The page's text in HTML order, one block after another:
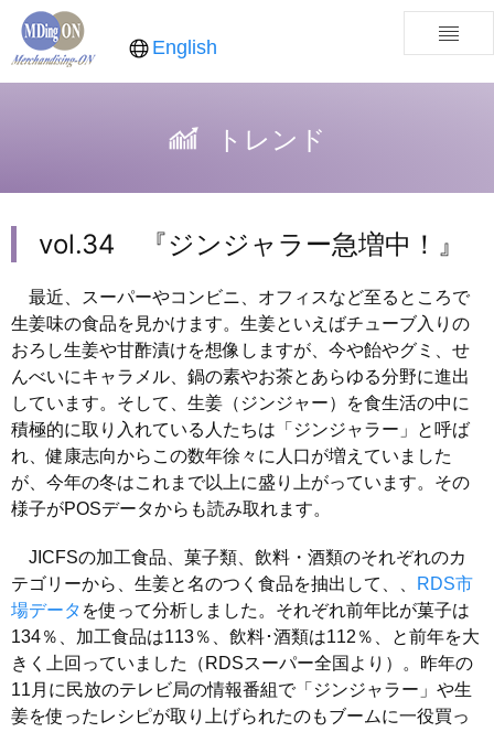
English
トレンド
vol.34 『ジンジャラー急増中！』
最近、スーパーやコンビニ、オフィスなど至るところで
生姜味の食品を見かけます。生姜といえばチューブ入りの
おろし生姜や甘酢漬けを想像しますが、今や飴やグミ、せ
んべいにキャラメル、鍋の素やお茶とあらゆる分野に進出
しています。そして、生姜（ジンジャー）を食生活の中に
積極的に取り入れている人たちは「ジンジャラー」と呼ば
れ、健康志向からこの数年徐々に人口が増えていました
が、今年の冬はこれまで以上に盛り上がっています。その
様子がPOSデータからも読み取れます。
JICFSの加工食品、菓子類、飲料・酒類のそれぞれのカ
テゴリーから、生姜と名のつく食品を抽出して、、
RDS市
場データ を使って分析しました。それぞれ前年比が菓子は
134％、加工食品は113％、飲料･酒類は112％、と前年を大
きく上回っていました（RDSスーパー全国より）。昨年の
11月に民放のテレビ局の情報番組で「ジンジャラー」や生
姜を使ったレシピが取り上げられたのもブームに一役買っ